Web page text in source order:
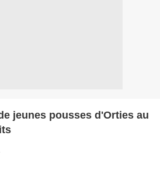
jeunes pousses d'Orties au